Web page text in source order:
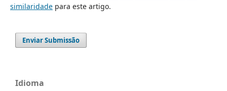
similaridadepara este artigo.
Enviar Submissão
Idioma